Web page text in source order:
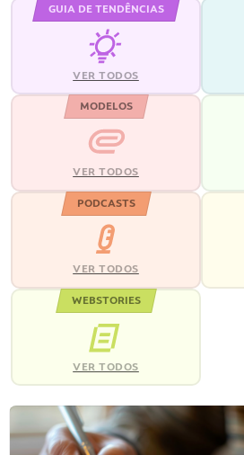
GUIA DE TENDÊNCIAS
VER TODOS
MODELOS
VER TODOS
PODCASTS
VER TODOS
WEBSTORIES
VER TODOS